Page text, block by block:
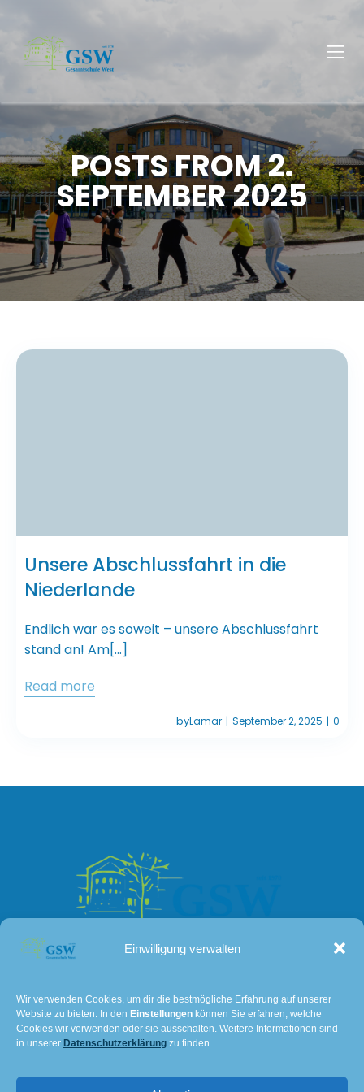
Einwilligung verwalten
Wir verwenden Cookies, um dir die bestmögliche Erfahrung auf unserer
Website zu bieten. In den Einstellungen können Sie erfahren, welche
Cookies wir verwenden oder sie ausschalten. Weitere Informationen sind
in unserer Datenschutzerklärung zu finden.
POSTS FROM 2.
SEPTEMBER 2025
Unsere Abschlussfahrt in die
Niederlande
Endlich war es soweit – unsere Abschlussfahrt
stand an! Am[…]
Read more
byLamar | September 2, 2025 | 0
Lissaer Straße 7
28237 Bremen
Tel: 0421 – 36114611